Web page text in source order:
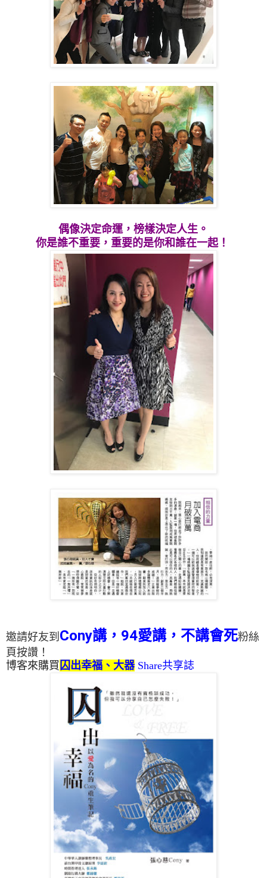
偶像決定命運，榜樣決定人生。
你是誰不重要，重要的是你和誰在一起！
邀請好友到 Cony講，94愛講，不講會死粉絲
頁按讚！
博客來購買 囚出幸福 、 大器 Share共享誌